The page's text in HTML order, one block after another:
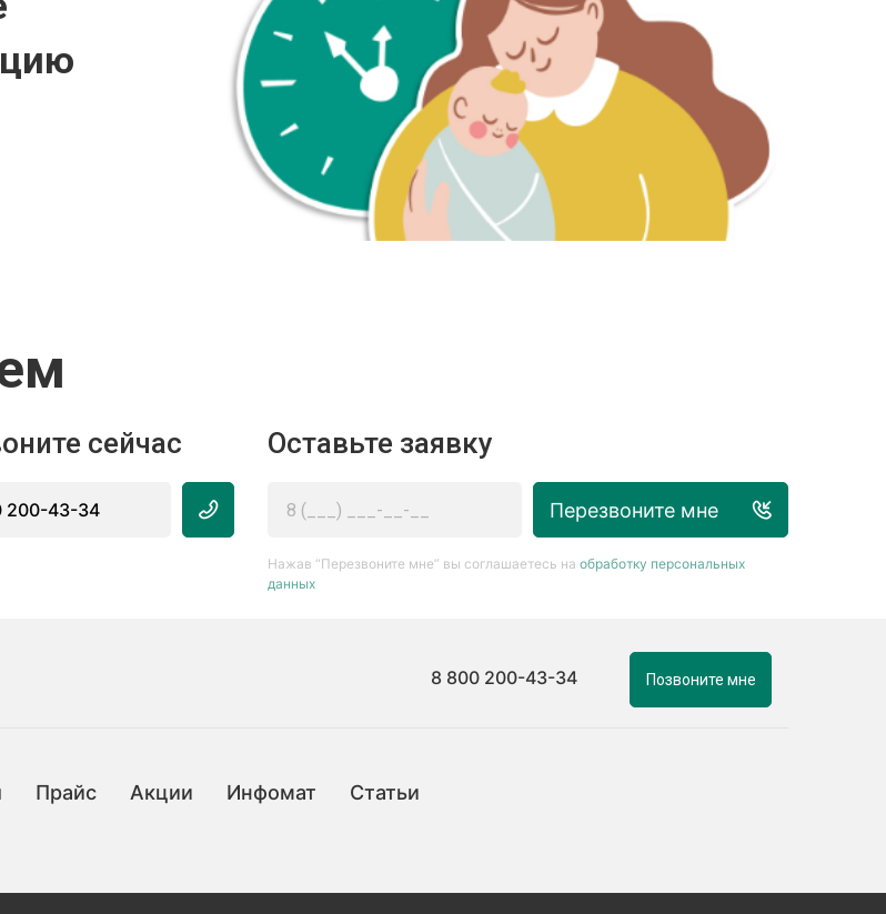
сейчас
200-43-34
Оставьте заявку
Перезвоните мне
Нажав “Перезвоните мне” вы соглашаетесь на обработку персональных
данных
8 800 200-43-34 Позвоните мне
Прайс Акции Инфомат Статьи